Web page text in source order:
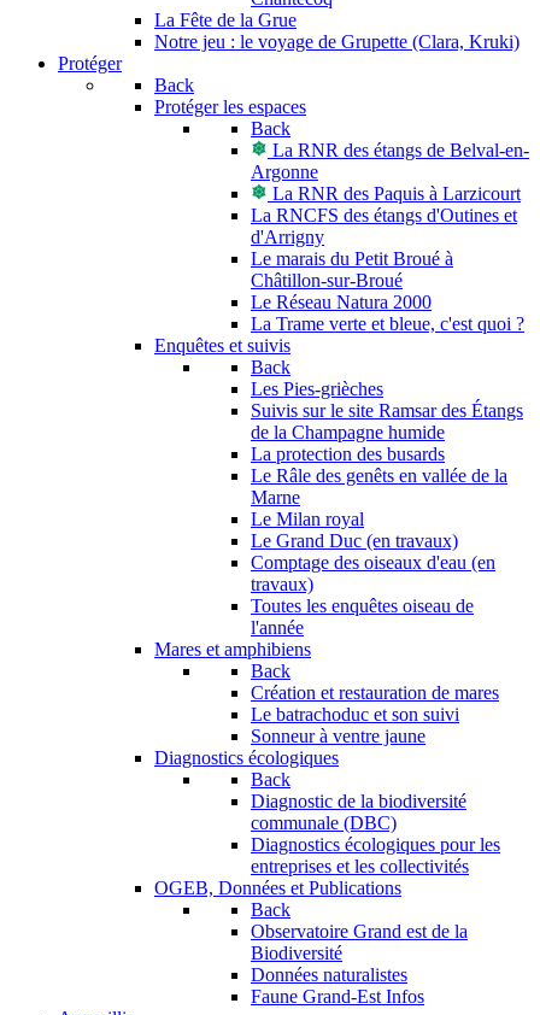
La Fête de la Grue
Notre jeu : le voyage de Grupette (Clara, Kruki)
Protéger
Back
Protéger les espaces
Back
La RNR des étangs de Belval-en-
Argonne
La RNR des Paquis à Larzicourt
La RNCFS des étangs d'Outines et
d'Arrigny
Le marais du Petit Broué à
Châtillon-sur-Broué
Le Réseau Natura 2000
La Trame verte et bleue, c'est quoi ?
Enquêtes et suivis
Back
Les Pies-grièches
Suivis sur le site Ramsar des Étangs
de la Champagne humide
La protection des busards
Le Râle des genêts en vallée de la
Marne
Le Milan royal
Le Grand Duc (en travaux)
Comptage des oiseaux d'eau (en
travaux)
Toutes les enquêtes oiseau de
l'année
Mares et amphibiens
Back
Création et restauration de mares
Le batrachoduc et son suivi
Sonneur à ventre jaune
Diagnostics écologiques
Back
Diagnostic de la biodiversité
communale (DBC)
Diagnostics écologiques pour les
entreprises et les collectivités
OGEB, Données et Publications
Back
Observatoire Grand est de la
Biodiversité
Données naturalistes
Faune Grand-Est Infos